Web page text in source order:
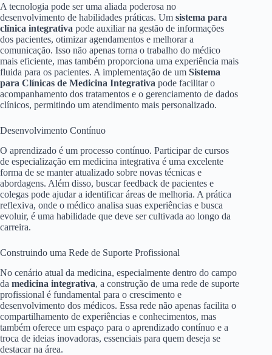
A tecnologia pode ser uma aliada poderosa no
desenvolvimento de habilidades práticas. Um sistema para
clínica integrativa pode auxiliar na gestão de informações
dos pacientes, otimizar agendamentos e melhorar a
comunicação. Isso não apenas torna o trabalho do médico
mais eficiente, mas também proporciona uma experiência mais
fluida para os pacientes. A implementação de um Sistema
para Clínicas de Medicina Integrativa pode facilitar o
acompanhamento dos tratamentos e o gerenciamento de dados
clínicos, permitindo um atendimento mais personalizado.
Desenvolvimento Contínuo
O aprendizado é um processo contínuo. Participar de cursos
de especialização em medicina integrativa é uma excelente
forma de se manter atualizado sobre novas técnicas e
abordagens. Além disso, buscar feedback de pacientes e
colegas pode ajudar a identificar áreas de melhoria. A prática
reflexiva, onde o médico analisa suas experiências e busca
evoluir, é uma habilidade que deve ser cultivada ao longo da
carreira.
Construindo uma Rede de Suporte Profissional
No cenário atual da medicina, especialmente dentro do campo
da medicina integrativa, a construção de uma rede de suporte
profissional é fundamental para o crescimento e
desenvolvimento dos médicos. Essa rede não apenas facilita o
compartilhamento de experiências e conhecimentos, mas
também oferece um espaço para o aprendizado contínuo e a
troca de ideias inovadoras, essenciais para quem deseja se
destacar na área.